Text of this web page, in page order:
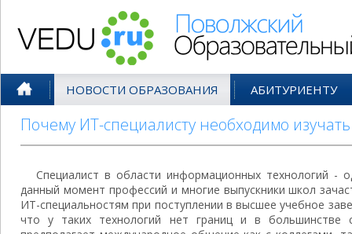
НОВОСТИ ОБРАЗОВАНИЯ АБИТУРИЕНТУ
Почему ИТ-специалисту необходимо
Специалист в области информационных технологий -
данный момент профессий и многие выпускники школ
ИТ-специальностям при поступлении в высшее учебное
что у таких технологий нет границ и в большинстве